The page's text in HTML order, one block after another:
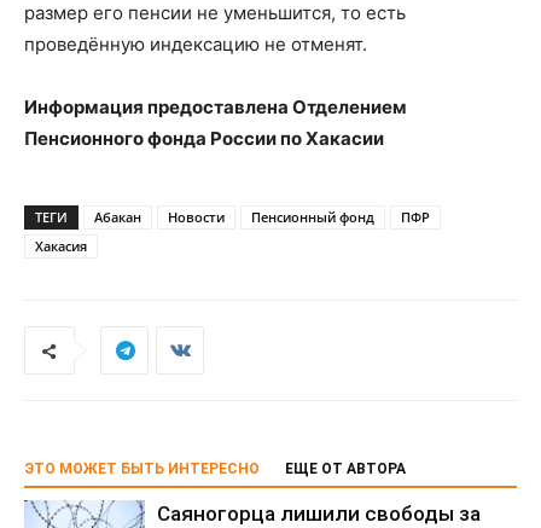
размер его пенсии не уменьшится, то есть
проведённую индексацию не отменят.
Информация предоставлена Отделением
Пенсионного фонда России по Хакасии
ТЕГИ Абакан Новости Пенсионный фонд
ПФР
Хакасия
ЭТО МОЖЕТ БЫТЬ ИНТЕРЕСНО ЕЩЕ ОТ АВТОРА
Саяногорца лишили свободы за